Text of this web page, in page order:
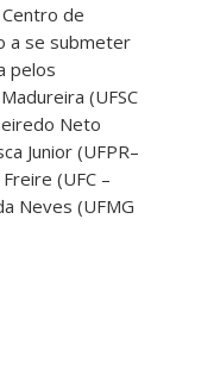
de
a se submeter
pelos
(UFSC
Neto
Junior (UFPR–
(UFC –
Neves (UFMG